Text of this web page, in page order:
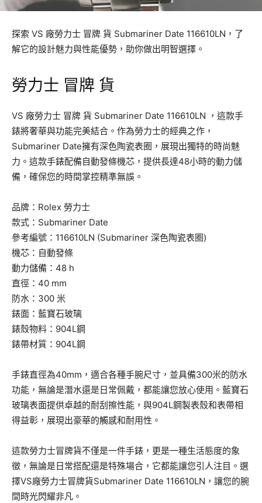
探索 VS 廠勞力士 冒牌 貨 Submariner Date 116610LN，了
解它的設計魅力與性能優勢，助你做出明智選擇。
勞力士 冒牌 貨
VS 廠勞力士 冒牌 貨 Submariner Date 116610LN ，這款手
錶將奢華與功能完美結合。作為勞力士的經典之作，
Submariner Date擁有深色陶瓷表圈，展現出獨特的時尚魅
力。這款手錶配備自動發條機芯，提供長達48小時的動力儲
備，確保您的時間掌控精準無誤。
品牌：Rolex 勞力士
款式：Submariner Date
參考編號：116610LN (Submariner 深色陶瓷表圈)
機芯：自動發條
動力儲備：48 h
直徑：40 mm
防水：300 米
錶面：藍寶石玻璃
錶殼物料：904L鋼
錶帶材質：904L鋼
手錶直徑為40mm，適合各種手腕尺寸，並具備300米的防水
功能，無論是潛水還是日常佩戴，都能讓您放心使用。藍寶石
玻璃表面提供卓越的耐刮擦性能，與904L鋼製表殼和表帶相
得益彰，展現出豪華的觸感和耐用性。
這款勞力士冒牌貨不僅是一件手錶，更是一種生活態度的象
徵，無論是日常搭配還是特殊場合，它都能讓您引人注目。選
擇VS廠勞力士冒牌貨Submariner Date 116610LN，讓您的腕
間時光閃耀非凡。